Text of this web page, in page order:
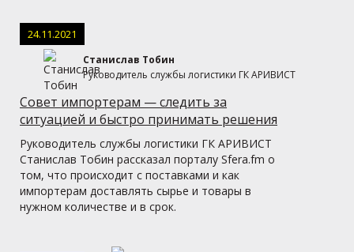
24.11.2021
Станислав Тобин
Руководитель службы логистики ГК АРИВИСТ
Совет импортерам — следить за
ситуацией и быстро принимать решения
Руководитель службы логистики ГК АРИВИСТ
Станислав Тобин рассказал порталу Sfera.fm о
том, что происходит с поставками и как
импортерам доставлять сырье и товары в
нужном количестве и в срок.